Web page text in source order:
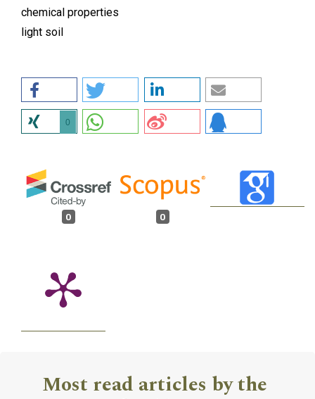
chemical properties
light soil
0
0 0
Most read articles by the